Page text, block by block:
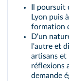
Il
Lyon puis
formation
D'un
l'autre et
artisans et
réflexions
demande